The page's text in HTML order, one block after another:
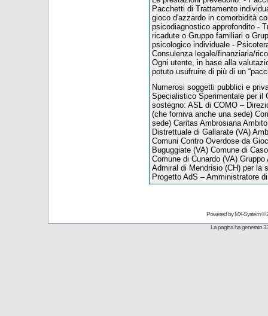
Pacchetti di Trattamento
gioco d'azzardo in comorbidità
psicodiagnostico approfondito -
ricadute o Gruppo familiari o
psicologico individuale -
Consulenza legale/finanziaria/
Ogni utente, in base alla
potuto usufruire di più di un
Numerosi soggetti pubblici e
Specialistico Sperimentale per il
sostegno: ASL di COMO –
(che forniva anche una sede)
sede) Caritas Ambrosiana
Distrettuale di Gallarate (VA)
Comuni Contro Overdose da
Buguggiate (VA) Comune di
Comune di Cunardo (VA)
Admiral di Mendrisio (CH) per la
Progetto AdS – Amministratore
Powered byMX-System©
La pagina ha generato